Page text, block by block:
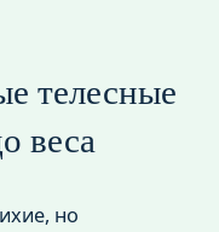
телесные
веса
но